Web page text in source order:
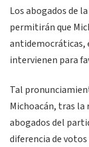
Los abogados de
permitirán que
antidemocráticas,
intervienen para
Tal
Michoacán, tras la
abogados del
diferencia de